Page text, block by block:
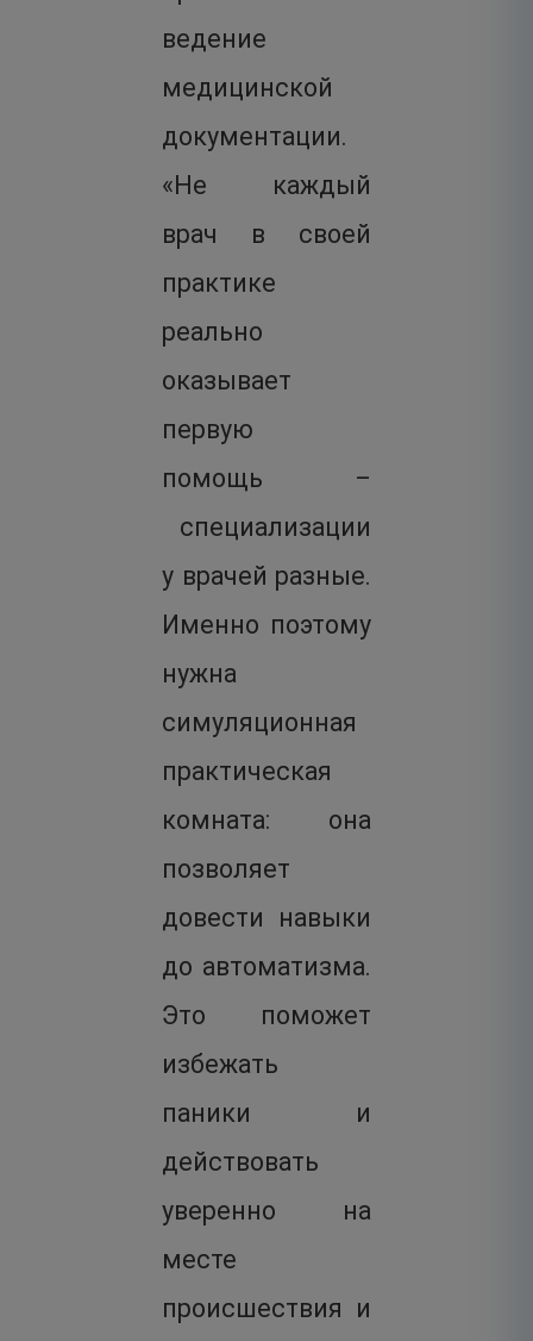
ведение
медицинской
документации.
«Не каждый
врач в своей
практике
реально
оказывает
первую
помощь –
специализации
у врачей разные.
Именно поэтому
нужна
симуляционная
практическая
комната: она
позволяет
довести навыки
до автоматизма.
Это поможет
избежать
паники и
действовать
уверенно на
месте
происшествия и